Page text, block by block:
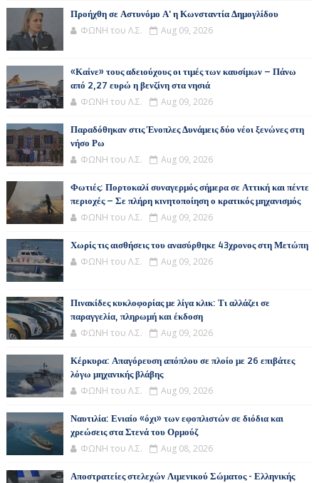
Προήχθη σε Αστυνόμο Α' η Κωνσταντία Δημογλίδου
ΦΩΝΗ του Λ.Σ. Aug 09, 2026
«Καίνε» τους αδειούχους οι τιμές των καυσίμων – Πάνω
από 2,27 ευρώ η βενζίνη στα νησιά
ΦΩΝΗ του Λ.Σ. Aug 09, 2026
Παραδόθηκαν στις Ένοπλες Δυνάμεις δύο νέοι ξενώνες στη
νήσο Ρω
ΦΩΝΗ του Λ.Σ. Aug 09, 2026
Φωτιές: Πορτοκαλί συναγερμός σήμερα σε Αττική και πέντε
περιοχές – Σε πλήρη κινητοποίηση ο κρατικός μηχανισμός
ΦΩΝΗ του Λ.Σ. Aug 09, 2026
Χωρίς τις αισθήσεις του ανασύρθηκε 43χρονος στη Μετώπη
ΦΩΝΗ του Λ.Σ. Aug 09, 2026
Πινακίδες κυκλοφορίας με λίγα κλικ: Τι αλλάζει σε
παραγγελία, πληρωμή και έκδοση
ΦΩΝΗ του Λ.Σ. Aug 09, 2026
Κέρκυρα: Απαγόρευση απόπλου σε πλοίο με 26 επιβάτες
λόγω μηχανικής βλάβης
ΦΩΝΗ του Λ.Σ. Aug 09, 2026
Ναυτιλία: Ενιαίο «όχι» των εφοπλιστών σε διόδια και
χρεώσεις στα Στενά του Ορμούζ
ΦΩΝΗ του Λ.Σ. Aug 08, 2026
Αποστρατείες στελεχών Λιμενικού Σώματος - Ελληνικής